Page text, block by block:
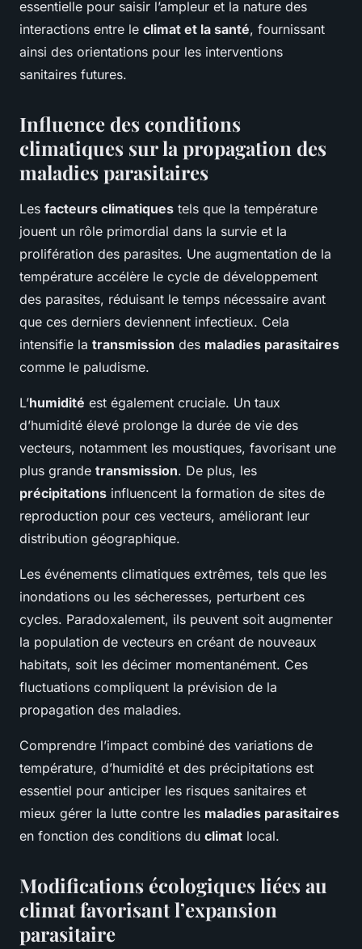
essentielle pour saisir l’ampleur et la nature des
interactions entre le climat et la santé, fournissant
ainsi des orientations pour les interventions
sanitaires futures.
Influence des conditions
climatiques sur la propagation des
maladies parasitaires
Les facteurs climatiques tels que la température
jouent un rôle primordial dans la survie et la
prolifération des parasites. Une augmentation de la
température accélère le cycle de développement
des parasites, réduisant le temps nécessaire avant
que ces derniers deviennent infectieux. Cela
intensifie la transmission des maladies parasitaires
comme le paludisme.
L’humidité est également cruciale. Un taux
d’humidité élevé prolonge la durée de vie des
vecteurs, notamment les moustiques, favorisant une
plus grande transmission. De plus, les
précipitations influencent la formation de sites de
reproduction pour ces vecteurs, améliorant leur
distribution géographique.
Les événements climatiques extrêmes, tels que les
inondations ou les sécheresses, perturbent ces
cycles. Paradoxalement, ils peuvent soit augmenter
la population de vecteurs en créant de nouveaux
habitats, soit les décimer momentanément. Ces
fluctuations compliquent la prévision de la
propagation des maladies.
Comprendre l’impact combiné des variations de
température, d’humidité et des précipitations est
essentiel pour anticiper les risques sanitaires et
mieux gérer la lutte contre les maladies parasitaires
en fonction des conditions du climat local.
Modifications écologiques liées au
climat favorisant l’expansion
parasitaire